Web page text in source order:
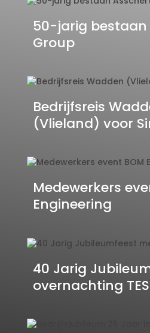
50-jarig bestaan
Group
Bedrijfsreis
(Vlieland) voor
Medewerkers
Engineering
40 Jarig
overnachting TES